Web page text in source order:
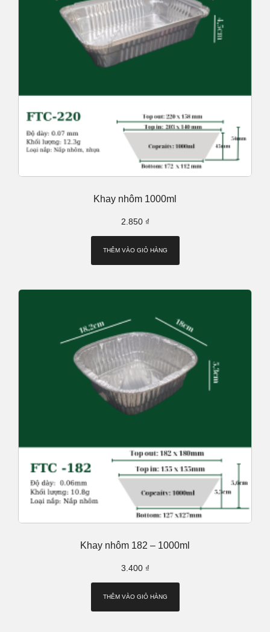
Khay nhôm 1000ml
2.850 ₫
THÊM VÀO GIỎ HÀNG
Khay nhôm 182 – 1000ml
3.400 ₫
THÊM VÀO GIỎ HÀNG